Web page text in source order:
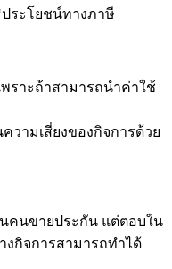
ระโยชน์ทางภาษี
ราะถ้าสามารถนำค่าใช้
วามเสี่ยงของกิจการด้วย
คนขายประกัน แต่ตอบใน
กิจการสามารถทำได้